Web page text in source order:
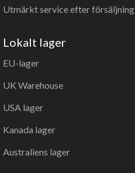
Utmärkt service efter försäljning
Lokalt lager
EU-lager
UK Warehouse
USA lager
Kanada lager
Australiens lager